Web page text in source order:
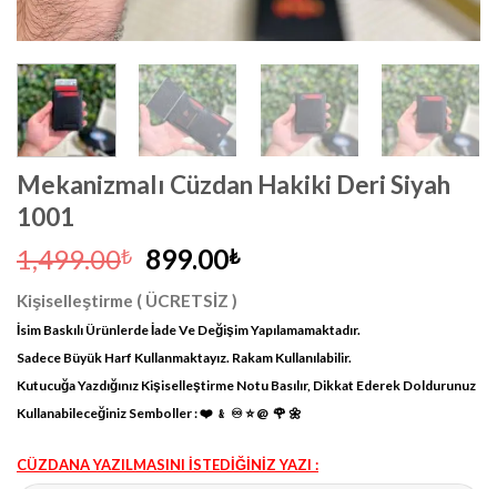
Mekanizmalı Cüzdan Hakiki Deri Siyah
1001
1,499.00₺ Orijinal
fiyat:
1,499.00₺.
899.00₺Şu
899.00₺.
Kişiselleştirme ( ÜCRETSİZ )
İsim Baskılı Ürünlerde İade Ve Değişim Yapılamamaktadır.
Sadece Büyük Harf Kullanmaktayız. Rakam Kullanılabilir.
Kutucuğa Yazdığınız Kişiselleştirme Notu Basılır, Dikkat Ederek Doldurunuz
Kullanabileceğiniz Semboller : ❤️ ﹠ ♾ ⭐️ @ 🌹 🌼
CÜZDANA YAZILMASINI İSTEDİĞİNİZ YAZI :